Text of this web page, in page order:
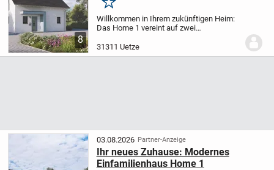
8
Merken
Willkommen in Ihrem zukünftigen Heim:
Das Home 1 vereint auf zwei
und bietet insgesamt 124 m² Wohnfläche
- ideal für junge Paare oder kleine
31311 Uetze
03.08.2026 Partner-Anzeige
Ihr neues Zuhause: Modernes
Einfamilienhaus Home 1